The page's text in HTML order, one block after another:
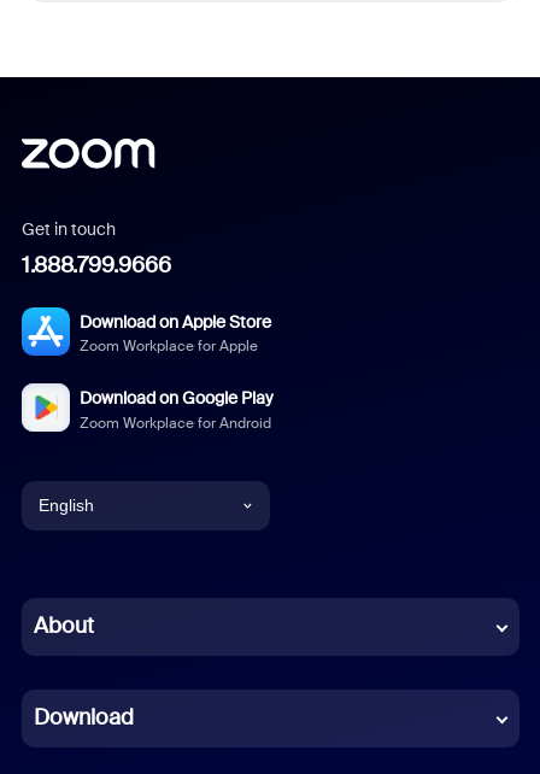
Get in touch
1.888.799.9666
Download on Apple Store
Zoom Workplace for Apple
Download on Google Play
Zoom Workplace for Android
English
Chinese (Simplified)
French
About
Download